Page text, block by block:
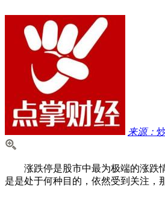
来源：
涨跌停是股市中最为极端的涨跌情
是是处于何种目的，依然受到关注，